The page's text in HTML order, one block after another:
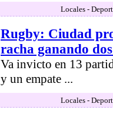
Locales -
Rugby: Ciudad
racha ganando
Va invicto en 13
y un empate ...
Locales -